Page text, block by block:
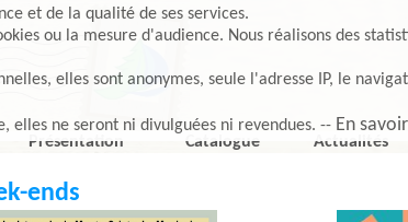
et de la qualité de ses services.
ou la mesure d'audience. Nous réalisons des
elles sont anonymes, seule l'adresse IP, le
elles ne seront ni divulguées ni revendues. -- En
Présentation Catalogue Actualités
ends